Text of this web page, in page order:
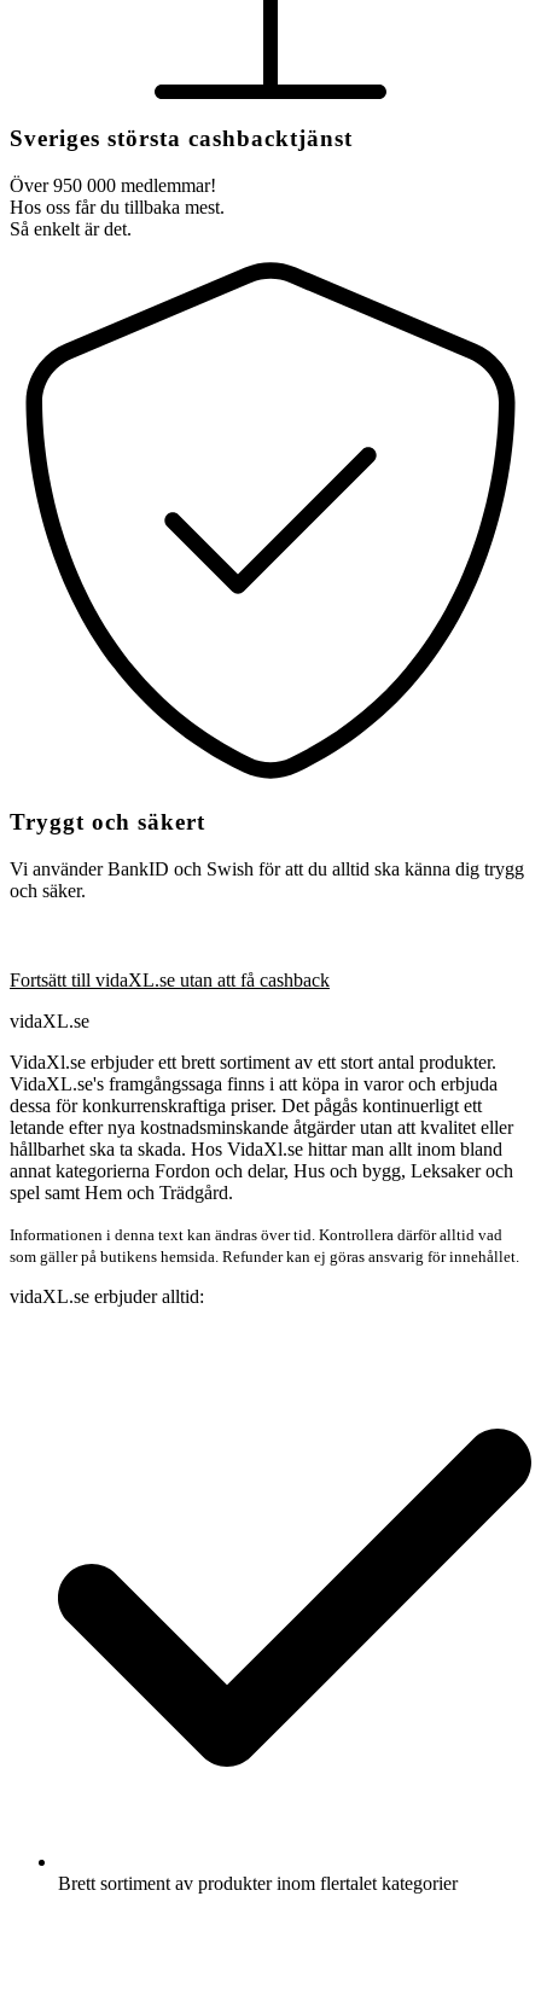
Sveriges största cashbacktjänst
Över 950 000 medlemmar!
Hos oss får du tillbaka mest.
Så enkelt är det.
Tryggt och säkert
Vi använder BankID och Swish för att du alltid ska känna dig trygg
och säker.
Fortsätt till vidaXL.se utan att få cashback
vidaXL.se
VidaXl.se erbjuder ett brett sortiment av ett stort antal produkter.
VidaXL.se's framgångssaga finns i att köpa in varor och erbjuda
dessa för konkurrenskraftiga priser. Det pågås kontinuerligt ett
letande efter nya kostnadsminskande åtgärder utan att kvalitet eller
hållbarhet ska ta skada. Hos VidaXl.se hittar man allt inom bland
annat kategorierna Fordon och delar, Hus och bygg, Leksaker och
spel samt Hem och Trädgård.
Informationen i denna text kan ändras över tid. Kontrollera därför alltid vad
som gäller på butikens hemsida. Refunder kan ej göras ansvarig för innehållet.
vidaXL.se erbjuder alltid:
Brett sortiment av produkter inom flertalet kategorier